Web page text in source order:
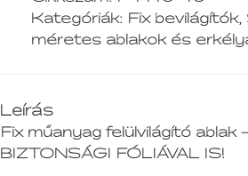
Kategóriák: Fix bevilágítók,
méretes ablakok és
Leírás
Fix műanyag felülvilágító ablak
BIZTONSÁGI FÓLIÁVAL IS!